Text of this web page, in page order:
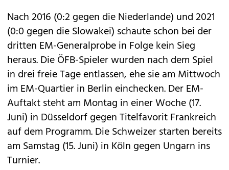
Nach 2016 (0:2 gegen die Niederlande) und 2021
(0:0 gegen die Slowakei) schaute schon bei der
dritten EM-Generalprobe in Folge kein Sieg
heraus. Die ÖFB-Spieler wurden nach dem Spiel
in drei freie Tage entlassen, ehe sie am Mittwoch
im EM-Quartier in Berlin einchecken. Der EM-
Auftakt steht am Montag in einer Woche (17.
Juni) in Düsseldorf gegen Titelfavorit Frankreich
auf dem Programm. Die Schweizer starten bereits
am Samstag (15. Juni) in Köln gegen Ungarn ins
Turnier.